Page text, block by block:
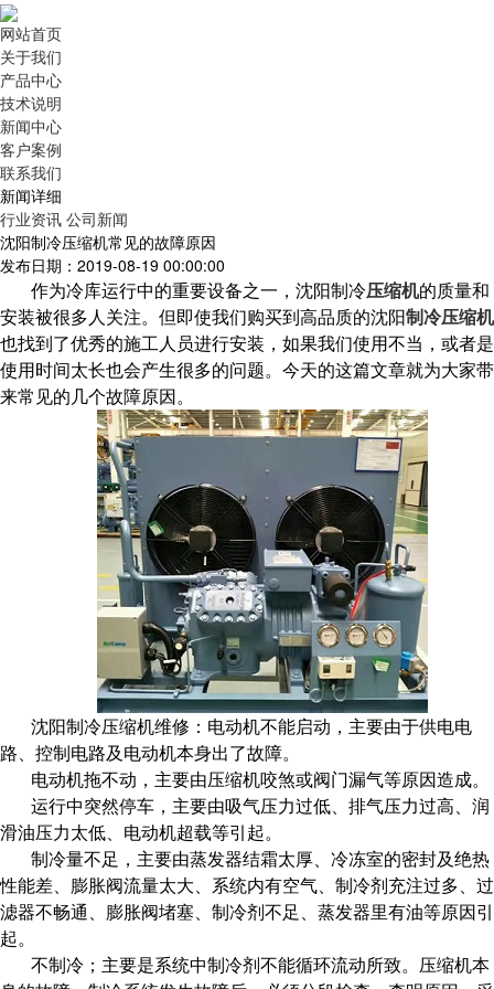
网站首页
关于我们
产品中心
技术说明
新闻中心
客户案例
联系我们
新闻详细
行业资讯 公司新闻
沈阳制冷压缩机常见的故障原因
发布日期：2019-08-19 00:00:00
作为冷库运行中的重要设备之一，沈阳制冷压缩机的质量和
安装被很多人关注。但即使我们购买到高品质的沈阳制冷压缩机
也找到了优秀的施工人员进行安装，如果我们使用不当，或者是
使用时间太长也会产生很多的问题。今天的这篇文章就为大家带
来常见的几个故障原因。
沈阳制冷压缩机维修：电动机不能启动，主要由于供电电
路、控制电路及电动机本身出了故障。
电动机拖不动，主要由压缩机咬煞或阀门漏气等原因造成。
运行中突然停车，主要由吸气压力过低、排气压力过高、润
滑油压力太低、电动机超载等引起。
制冷量不足，主要由蒸发器结霜太厚、冷冻室的密封及绝热
性能差、膨胀阀流量太大、系统内有空气、制冷剂充注过多、过
滤器不畅通、膨胀阀堵塞、制冷剂不足、蒸发器里有油等原因引
起。
不制冷；主要是系统中制冷剂不能循环流动所致。 压缩机本